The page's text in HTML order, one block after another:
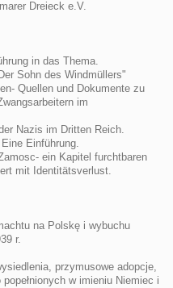
Dreieck e.V.
in das Thema.
Sohn des Windmüllers"
Quellen und Dokumente zu
im
Nazis im Dritten Reich.
Einführung.
ein Kapitel furchtbaren
mit Identitätsverlust.
na Polskę i wybuchu
r.
przymusowe adopcje,
w imieniu Niemiec i